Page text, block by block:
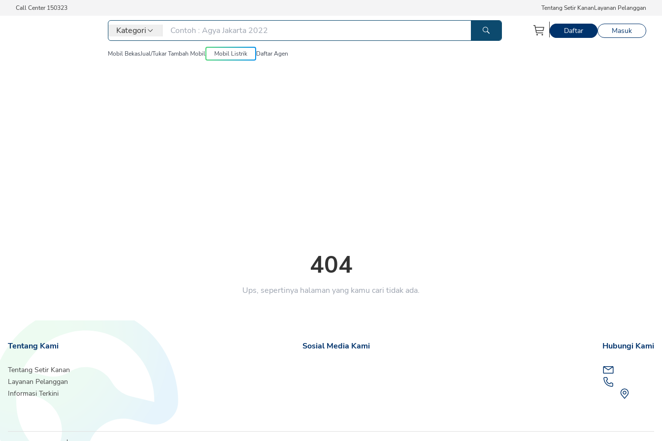
Call Center 150323 Tentang Setir KananLayanan Pelanggan
Kategori Daftar Masuk
Mobil BekasJual/Tukar Tambah Mobil Mobil Listrik Daftar Agen
404
Ups, sepertinya halaman yang kamu cari tidak ada.
Tentang Kami
Tentang Setir Kanan
Layanan Pelanggan
Informasi Terkini
Sosial Media Kami Hubungi Kami